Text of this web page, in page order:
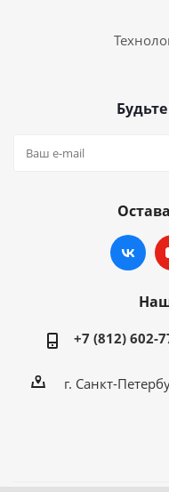
+7 (812) 602-
г. Санкт-